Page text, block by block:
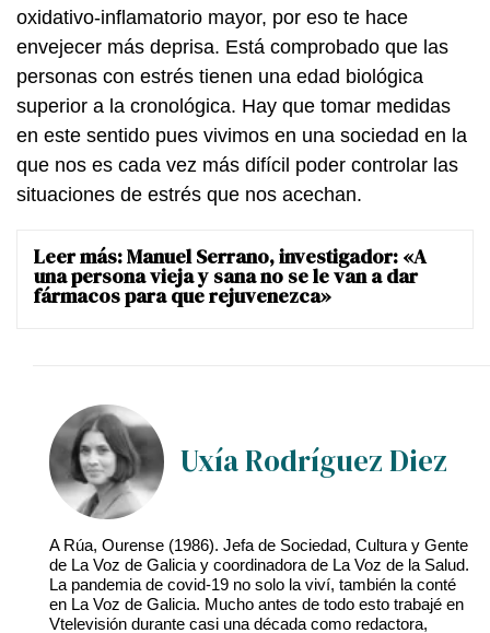
oxidativo-inflamatorio mayor, por eso te hace
envejecer más deprisa. Está comprobado que las
personas con estrés tienen una edad biológica
superior a la cronológica. Hay que tomar medidas
en este sentido pues vivimos en una sociedad en la
que nos es cada vez más difícil poder controlar las
situaciones de estrés que nos acechan.
Leer más:Manuel Serrano, investigador: «A
una persona vieja y sana no se le van a dar
fármacos para que rejuvenezca»
Uxía Rodríguez Diez
A Rúa, Ourense (1986). Jefa de Sociedad, Cultura y Gente
de La Voz de Galicia y coordinadora de La Voz de la Salud.
La pandemia de covid-19 no solo la viví, también la conté
en La Voz de Galicia. Mucho antes de todo esto trabajé en
Vtelevisión durante casi una década como redactora,